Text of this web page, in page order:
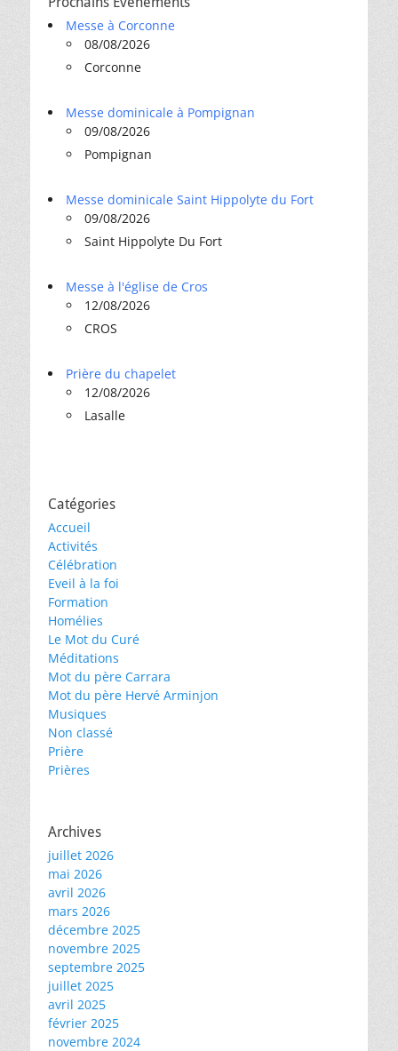
Messe à Corconne
08/08/2026
Corconne
Messe dominicale à Pompignan
09/08/2026
Pompignan
Messe dominicale Saint Hippolyte du Fort
09/08/2026
Saint Hippolyte Du Fort
Messe à l'église de Cros
12/08/2026
CROS
Prière du chapelet
12/08/2026
Lasalle
Catégories
Accueil
Activités
Célébration
Eveil à la foi
Formation
Homélies
Le Mot du Curé
Méditations
Mot du père Carrara
Mot du père Hervé Arminjon
Musiques
Non classé
Prière
Prières
Archives
juillet 2026
mai 2026
avril 2026
mars 2026
décembre 2025
novembre 2025
septembre 2025
juillet 2025
avril 2025
février 2025
novembre 2024